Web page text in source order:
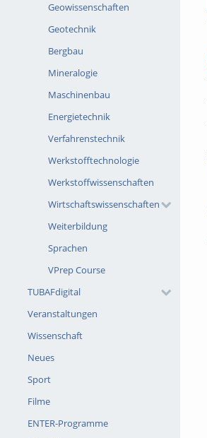
Geowissenschaften
Geotechnik
Bergbau
Mineralogie
Maschinenbau
Energietechnik
Verfahrenstechnik
Werkstofftechnologie
Werkstoffwissenschaften
Wirtschaftswissenschaften
Weiterbildung
Sprachen
VPrep Course
TUBAFdigital
Veranstaltungen
Wissenschaft
Neues
Sport
Filme
ENTER-Programme